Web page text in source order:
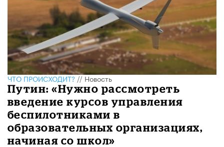
ЧТО ПРОИСХОДИТ?//Новость
Путин: «Нужно рассмотреть
введение курсов управления
беспилотниками в
образовательных организациях,
начиная со школ»